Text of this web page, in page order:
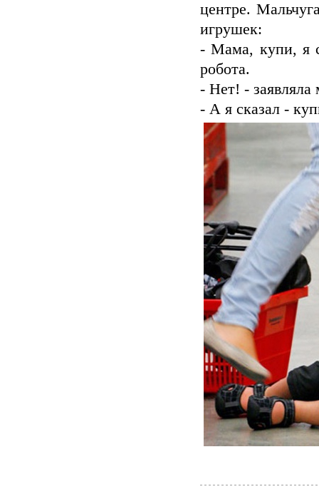
центре.
игрушек:
- Мама, купи, я
робота.
- Нет! - заявляла
- А я сказал -